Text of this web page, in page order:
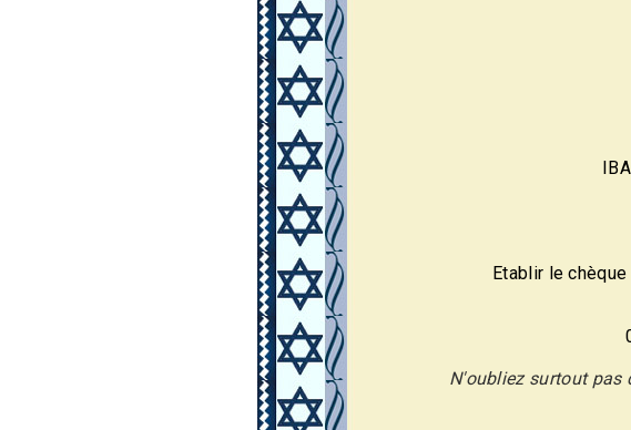
Etablir le
N'oubliez surtout pas